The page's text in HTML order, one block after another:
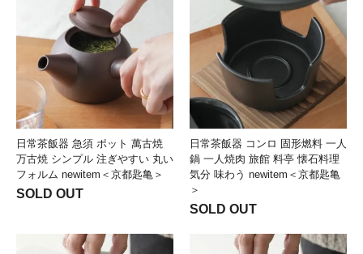
日常茶飯器 急須 ポット 萬古焼
万古焼 シンプル 注ぎやすい 丸い
フォルム newitem＜京都匙亀＞
SOLD OUT
日常茶飯器 コンロ 固形燃料 一人
鍋 一人焼肉 旅館 料亭 懐石料理
気分 味わう newitem＜京都匙亀
＞
SOLD OUT